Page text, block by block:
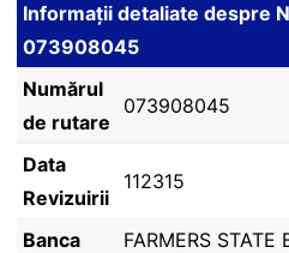
Informații detaliate despre
073908045
Numărul
de rutare
073908045
Data
Revizuirii
112315
Banca
FARMERS STATE